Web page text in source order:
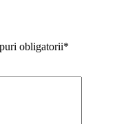
obligatorii*